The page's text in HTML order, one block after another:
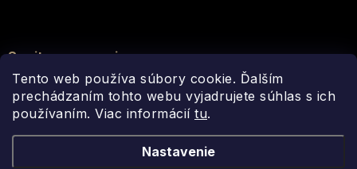
Tento web používa súbory cookie. Ďalším
prechádzaním tohto webu vyjadrujete súhlas s ich
používaním. Viac informácií tu.
Nastavenie
Spojte sa s nami